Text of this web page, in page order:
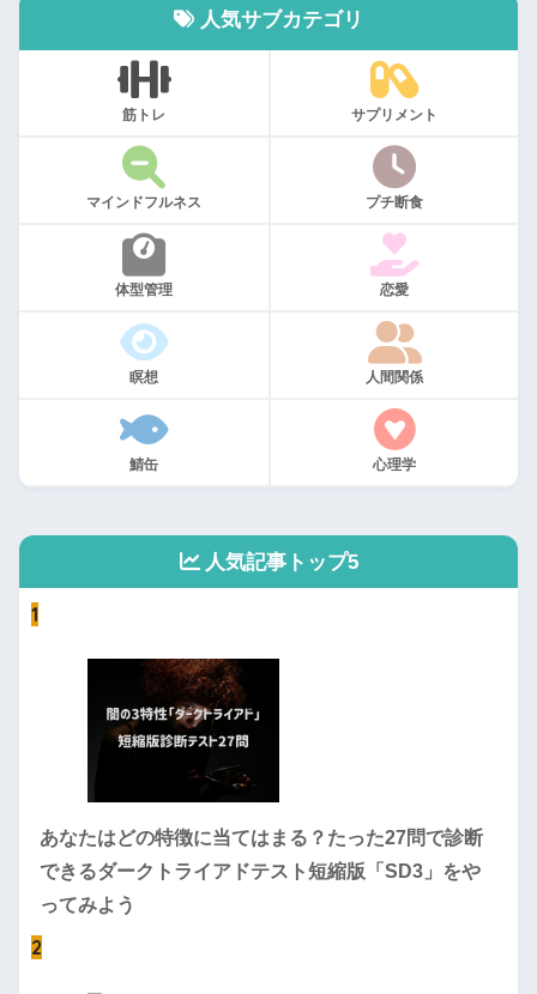
人気サブカテゴリ
筋トレ サプリメント
マインドフルネス プチ断食
体型管理 恋愛
瞑想 人間関係
鯖缶 心理学
人気記事トップ5
1
あなたはどの特徴に当てはまる？たった27問で診断
できるダークトライアドテスト短縮版「SD3」をや
ってみよう
2